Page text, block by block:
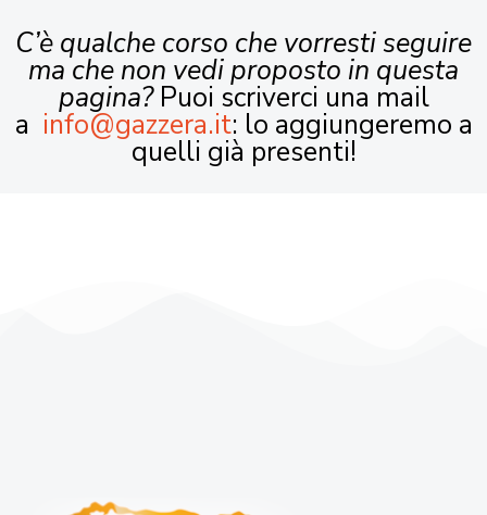
C’è qualche corso che vorresti seguire
ma che non vedi proposto in questa
pagina?Puoi scriverci una mail
a info@gazzera.it: lo aggiungeremo a
quelli già presenti!